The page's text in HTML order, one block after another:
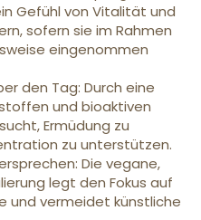
Gefühl von Vitalität und
sofern sie im Rahmen
eingenommen
den Tag: Durch eine
und bioaktiven
Ermüdung zu
zu unterstützen.
Die vegane,
legt den Fokus auf
und vermeidet künstliche